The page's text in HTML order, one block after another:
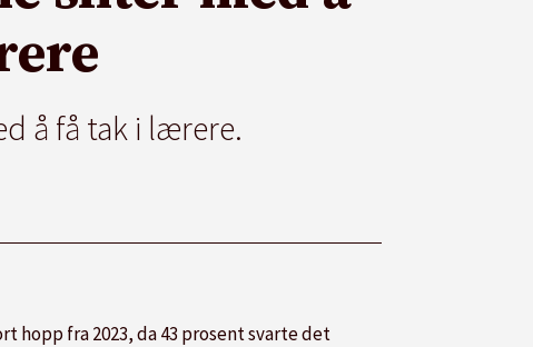
å få tak i lærere.
hopp fra 2023, da 43 prosent svarte det